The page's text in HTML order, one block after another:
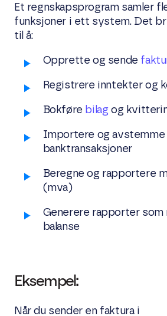
Et regnskapsprogram samler
funksjoner i ett system. Det
til å:
Opprette og sende
Registrere inntekter og
Bokføre bilag og
Importere og avstemme
banktransaksjoner
Beregne og rapportere
(mva)
Generere rapporter som
balanse
Eksempel:
Når du sender en faktura i